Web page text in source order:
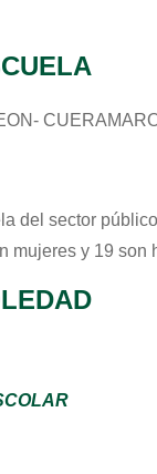
del sector público
y 19 son